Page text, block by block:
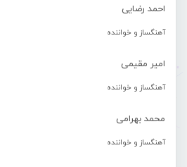
احمد رضایی
آهنگساز و خواننده
امیر مقیمی
آهنگساز و خواننده
محمد بهرامی
آهنگساز و خواننده